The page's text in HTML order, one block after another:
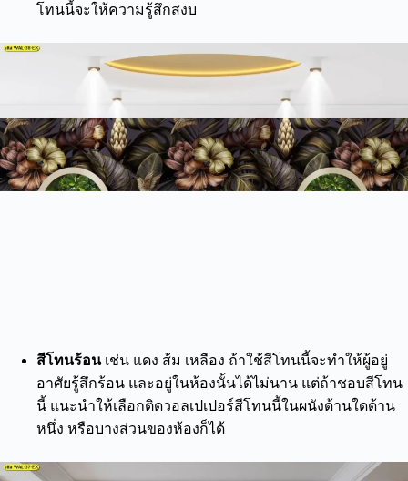
โทนนี้จะให้ความรู้สึกสงบ
สีโทนร้อนเช่น แดง ส้ม เหลือง ถ้าใช้สีโทนนี้จะทำให้ผู้อยู่
อาศัยรู้สึกร้อน และอยู่ในห้องนั้นได้ไม่นาน แต่ถ้าชอบสีโทน
นี้ แนะนำให้เลือกติดวอลเปเปอร์สีโทนนี้ในผนังด้านใดด้าน
หนึ่ง หรือบางส่วนของห้องก็ได้